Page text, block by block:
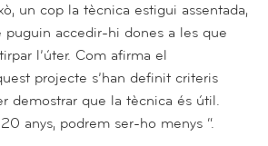
un cop la tècnica estigui assentada,
puguin accedir-hi dones a les que
l’úter. Com afirma el
projecte s’han definit criteris
demostrar que la tècnica és útil.
anys, podrem ser-ho menys “.